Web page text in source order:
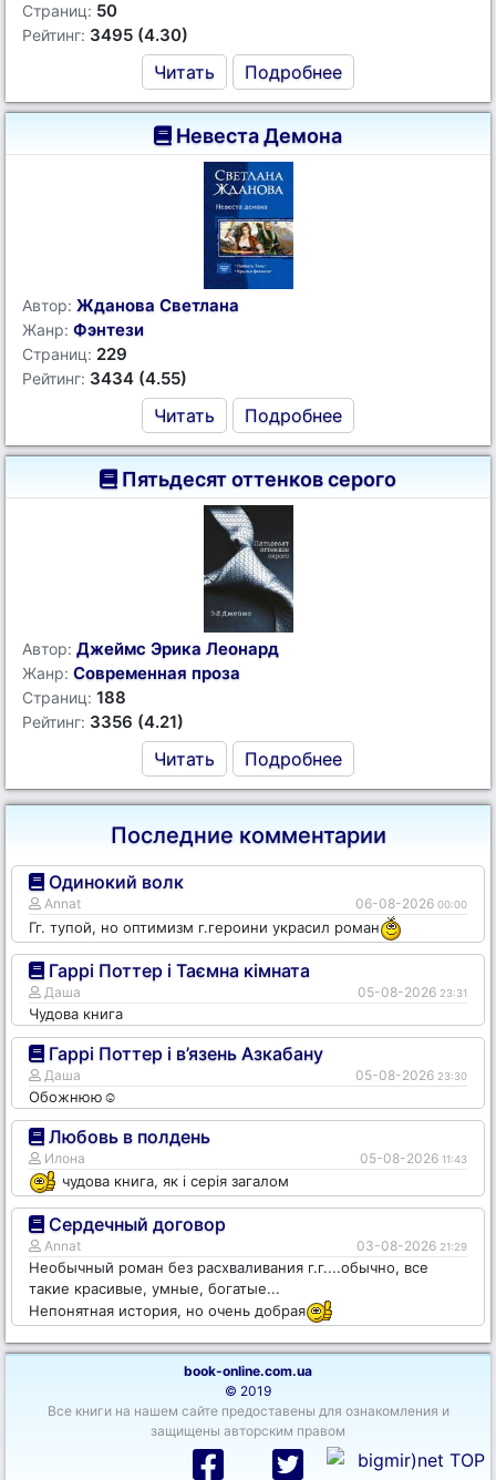
Страниц: 50
Рейтинг: 3495 (4.30)
Читать Подробнее
Невеста Демона
Автор: Жданова Светлана
Жанр: Фэнтези
Страниц: 229
Рейтинг: 3434 (4.55)
Читать Подробнее
Пятьдесят оттенков серого
Автор: Джеймс Эрика Леонард
Жанр: Современная проза
Страниц: 188
Рейтинг: 3356 (4.21)
Читать Подробнее
Последние комментарии
Одинокий волк
Annat 06-08-2026 00:00
Гг. тупой, но оптимизм г.героини украсил роман
Гаррі Поттер і Таємна кімната
Даша 05-08-2026 23:31
Чудова книга
Гаррі Поттер і в’язень Азкабану
Даша 05-08-2026 23:30
Обожнюю☺️
Любовь в полдень
Илона 05-08-2026 11:43
чудова книга, як і серія загалом
Сердечный договор
Annat 03-08-2026 21:29
Необычный роман без расхваливания г.г....обычно, все
такие красивые, умные, богатые...
Непонятная история, но очень добрая
book-online.com.ua
© 2019
Все книги на нашем сайте предоставены для ознакомления и
защищены авторским правом